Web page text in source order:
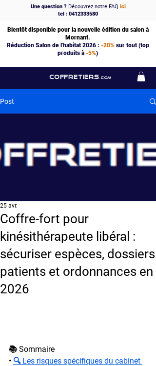
COFFRETIERS .COM
Une question ?Découvrez notre FAQ ici
tel : 0412333580
Bientôt disponible pour la nouvelle édition du salon à
Mornant.
Réduction Salon de l'habitat 2026 : -20%sur tout (top
produits à -5%)
Post
Coffre-fort pour
kinésithérapeute libéral :
sécuriser espèces, dossiers
patients et ordonnances en
2026
25 avr.
📚 Sommaire
• 🔍 Les risques spécifiques du cabinet